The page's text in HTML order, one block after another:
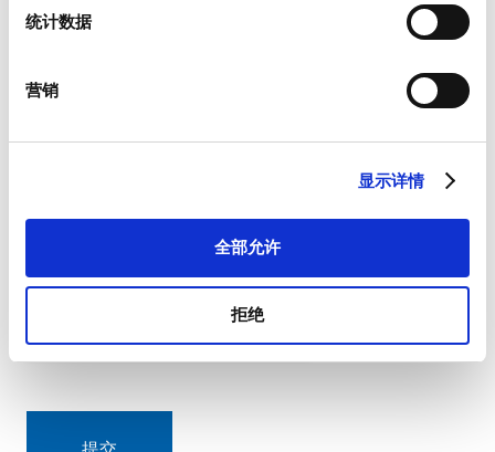
统计数据
营销
显示详情
全部允许
拒绝
硕特可从您提供的联系信息，与您沟通联系。您可从订阅了我们
法律的规定，您可以撤回此前向我们提供的任何同意和取消订阅
处理和隐私保护措施，或者取消订阅，请查看我们的隐私政策。*
我同意接受一般条款和条件以及隐私政策。